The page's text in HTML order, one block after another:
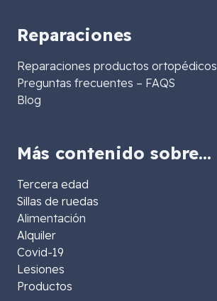
Reparaciones
Reparaciones productos ortopédicos
Preguntas frecuentes – FAQS
Blog
Más contenido sobre…
Tercera edad
Sillas de ruedas
Alimentación
Alquiler
Covid-19
Lesiones
Productos